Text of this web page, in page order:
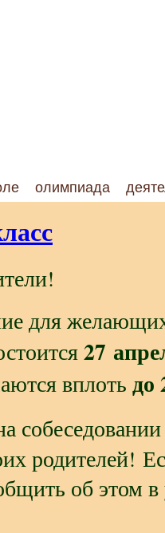
олимпиада
для желающих
27
вплоть до
родителей!
об этом